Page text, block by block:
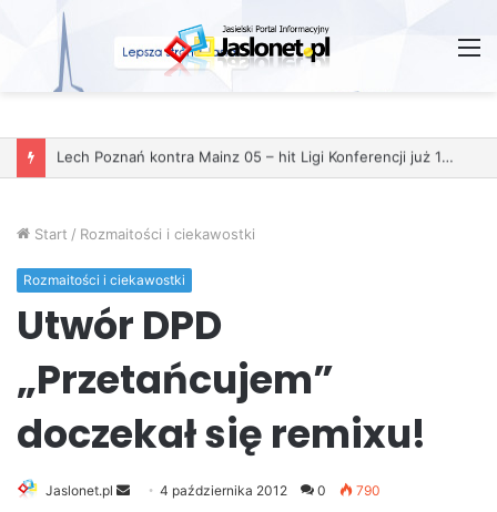
Start / Rozmaitości i ciekawostki
Rozmaitości i ciekawostki
Utwór DPD
„Przetańcujem”
doczekał się remixu!
Jaslonet.pl 4 października 2012 0 790